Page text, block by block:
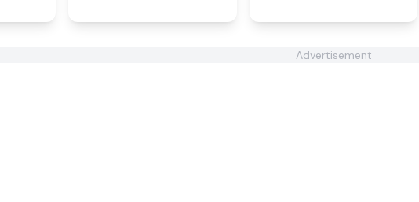
Advertisement